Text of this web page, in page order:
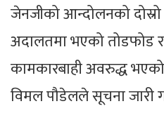
जेनजीको आन्दोलनको
अदालतमा भएको तोडफोड
कामकारबाही अवरुद्ध
विमल पौडेलले सूचना जारी